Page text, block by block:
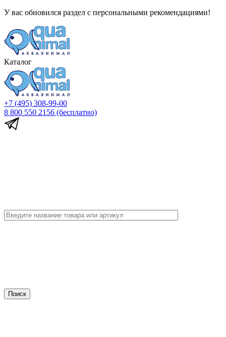
У вас обновился раздел с персональными рекомендациями!
Каталог
+7 (495) 308-99-00
8 800 550 2156 (бесплатно)